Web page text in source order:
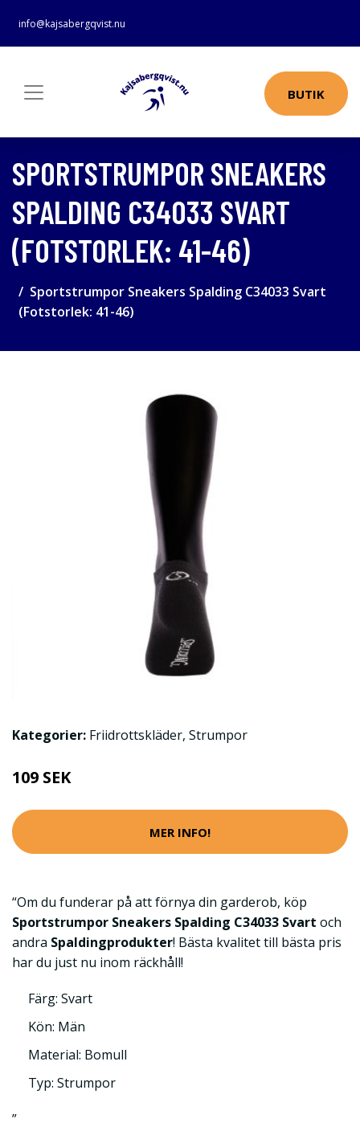
info@kajsabergqvist.nu
BUTIK
SPORTSTRUMPOR SNEAKERS
SPALDING C34033 SVART
(FOTSTORLEK: 41-46)
Sportstrumpor Sneakers Spalding C34033 Svart
(Fotstorlek: 41-46)
Kategorier: Friidrottskläder, Strumpor
109 SEK
MER INFO!
“Om du funderar på att förnya din garderob, köp
Sportstrumpor Sneakers Spalding C34033 Svart och
andra Spaldingprodukter! Bästa kvalitet till bästa pris
har du just nu inom räckhåll!
Färg: Svart
Kön: Män
Material: Bomull
Typ: Strumpor
”